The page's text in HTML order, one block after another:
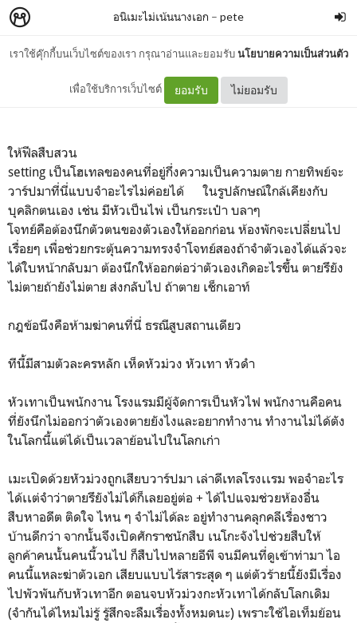
เราใช้คุ๊กกี้บนเว็บไซต์ของเรา กรุณาอ่านและยอมรับนโยบายความเป็นส่วนตัว
เพื่อใช้บริการเว็บไซต์ ยอมรับ ไม่ยอมรับ
อนิเมะไม่เน้นนางเอก – pete
tasokare hotel
ให้ฟีลสืบสวน
setting เป็นโฮเทลของคนที่อยู่กึ่งความเป็นความตาย กายทิพย์จะ
วาร์ปมาที่นี่แบบจำอะไรไม่ค่อยได้ ในรูปลักษณ์ใกล้เคียงกับ
บุคลิกตนเอง เช่น มีหัวเป็นไพ่ เป็นกระเป๋า บลาๆ
โจทย์คือต้องนึกตัวตนของตัวเองให้ออกก่อน ห้องพักจะเปลี่ยนไป
เรื่อยๆ เพื่อช่วยกระตุ้นความทรงจำโจทย์สองถ้าจำตัวเองได้แล้วจะ
ได้ใบหน้ากลับมา ต้องนึกให้ออกต่อว่าตัวเองเกิดอะไรขึ้น ตายรึยัง
ไม่ตายถ้ายังไม่ตาย ส่งกลับไป ถ้าตาย เช็กเอาท์
กฎข้อนึงคือห้ามฆ่าคนที่นี่ ธรณีสูบสถานเดียว
ทีนี้มีสามตัวละครหลัก เห็ดหัวม่วง หัวเทา หัวดำ
หัวเทาเป็นพนักงาน โรงแรมมีผู้จัดการเป็นหัวไฟ พนักงานคือคน
ที่ยังนึกไม่ออกว่าตัวเองตายยังไงและอยากทำงาน ทำงานไม่ได้ตัง
ในโลกนี้แต่ได้เป็นเวลาย้อนไปในโลกเก่า
เมะเปิดด้วยหัวม่วงถูกเสียบวาร์ปมา เล่าดีเทลโรงเเรม พอจำอะไร
ได้เเต่จำว่าตายรึยังไม่ได้ก็เลยอยู่ต่อ + ได้ไปแจมช่วยห้องอื่น
สืบหาอดีต ติดใจ ไหน ๆ จำไม่ได้ละ อยู่ทำงานคลุกคลีเรื่องชาว
บ้านดีกว่า จากนั้นจึงเปิดศักราชนักสืบ เนโกะจังไปช่วยสืบให้
ลูกค้าคนนั้นคนนี้วนไป ก็สืบไปหลายอีพี จนมีคนที่ดูเข้าท่ามา ไอ
คนนี้แหละฆ่าตัวเอก เสียบแบบไร้สาระสุด ๆ แต่ตัวร้ายนี้ยังมีเรื่อง
ไปพัวพันกับหัวเทาอีก ตอนจบหัวม่วงกะหัวเทาได้กลับโลกเดิม
(จำกันได้ไหมไม่รู้ รู้สึกจะลืมเรื่องทั้งหมดนะ) เพราะใช้ไอเท็มย้อน